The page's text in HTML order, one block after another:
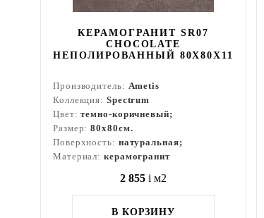
КЕРАМОГРАНИТ SR07
CHOCOLATE
НЕПОЛИРОВАННЫЙ 80X80Х11
Производитель: Ametis
Коллекция: Spectrum
Цвет:темно-коричневый;
Размер:80x80см.
Поверхность: натуральная;
Материал: керамогранит
2 855 i м2
В КОРЗИНУ